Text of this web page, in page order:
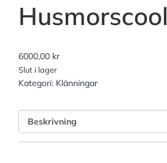
Husmorscool
6000,00 kr
Slut i lager
Kategori: Klänningar
Beskrivning